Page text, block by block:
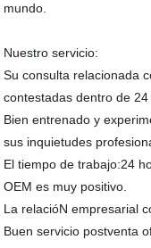
mundo.
Nuestro servicio:
Su consulta relacionada
contestadas dentro de 24
Bien entrenado y
sus inquietudes
El tiempo de trabajo:24
OEM es muy positivo.
La relacióN empresarial
Buen servicio postventa